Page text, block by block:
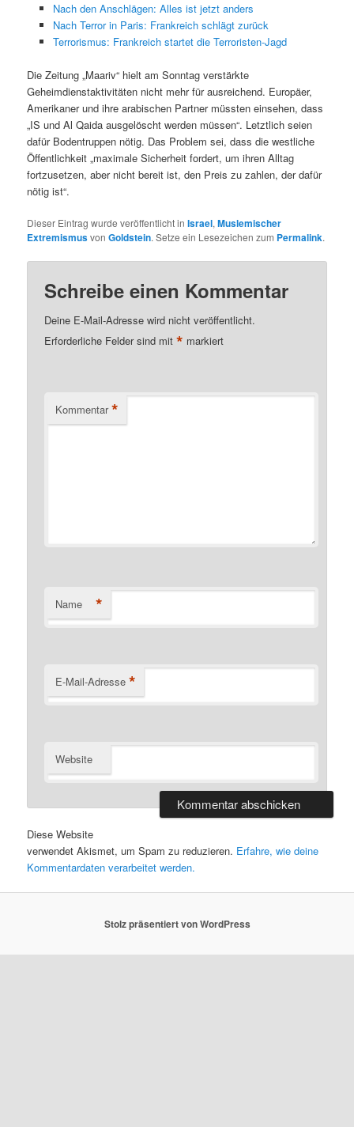
Nach den Anschlägen: Alles ist jetzt anders
Nach Terror in Paris: Frankreich schlägt zurück
Terrorismus: Frankreich startet die Terroristen-Jagd
Die Zeitung „Maariv“ hielt am Sonntag verstärkte
Geheimdienstaktivitäten nicht mehr für ausreichend. Europäer,
Amerikaner und ihre arabischen Partner müssten einsehen, dass
„IS und Al Qaida ausgelöscht werden müssen“. Letztlich seien
dafür Bodentruppen nötig. Das Problem sei, dass die westliche
Öffentlichkeit „maximale Sicherheit fordert, um ihren Alltag
fortzusetzen, aber nicht bereit ist, den Preis zu zahlen, der dafür
nötig ist“.
Dieser Eintrag wurde veröffentlicht inIsrael,Muslemischer
ExtremismusvonGoldstein. Setze ein Lesezeichen zum Permalink.
Schreibe einen Kommentar
Deine E-Mail-Adresse wird nicht veröffentlicht.
Erforderliche Felder sind mit* markiert
Kommentar *
Name *
E-Mail-Adresse *
Website
Diese Website
verwendet Akismet, um Spam zu reduzieren. Erfahre, wie deine
Kommentardaten verarbeitet werden.
Stolz präsentiert von WordPress